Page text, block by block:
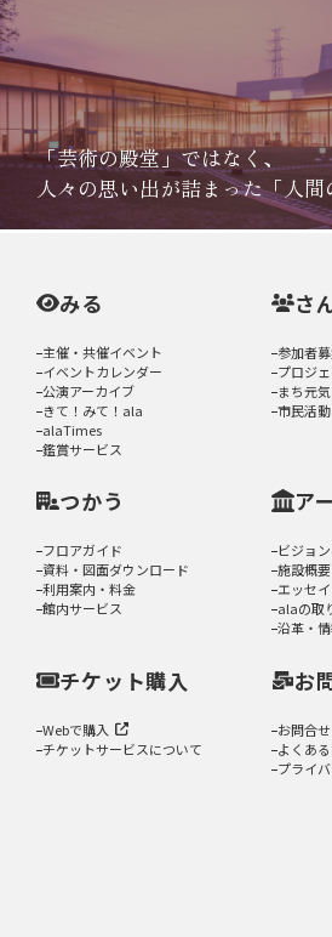
「芸術の殿堂」ではなく、
人々の思い出が詰まった「人間
みる
主催・共催イベント
イベントカレンダー
公演アーカイブ
きて！みて！ala
alaTimes
鑑賞サービス
さ
参加者
プロジ
まち元
市民活
つかう
フロアガイド
資料・図面ダウンロード
利用案内・料金
館内サービス
ア
ビジョ
施設概
エッセ
alaの取
沿革・
チケット購入
Webで購入
チケットサービスについて
お
お問合
よくあ
プライ